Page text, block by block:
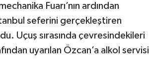
Fuarı’nın ardından
seferini gerçekleştiren
Uçuş sırasında çevresindekileri
uyarılan Özcan’a alkol servisi